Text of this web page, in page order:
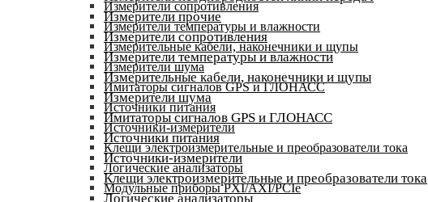
Измерители сопротивления
Измерители температуры и влажности
Измерительные кабели, наконечники и щупы
Измерители шума
Имитаторы сигналов GPS и ГЛОНАСС
Источники питания
Источники-измерители
Клещи электроизмерительные и преобразователи тока
Логические анализаторы
Модульные приборы PXI/AXI/PCIe
Измерители прочие
Измерители сопротивления
Измерители температуры и влажности
Измерительные кабели, наконечники и щупы
Измерители шума
Имитаторы сигналов GPS и ГЛОНАСС
Источники питания
Источники-измерители
Клещи электроизмерительные и преобразователи тока
Логические анализаторы